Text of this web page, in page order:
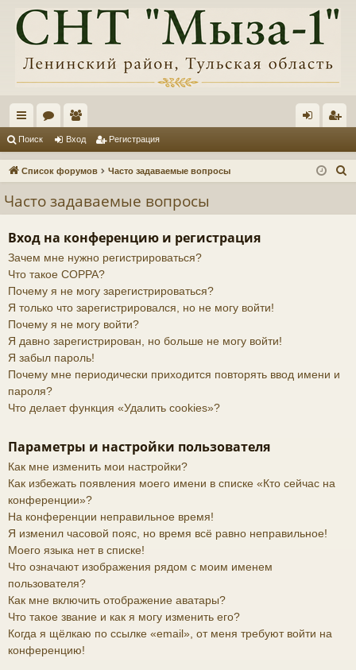
с
ы ум
ол
ьз
ат
ел
и
д ис
Поиск Вход Регистрация
Список форумов Часто задаваемые вопросы
Часто задаваемые вопросы
Вход на конференцию и регистрация
Зачем мне нужно регистрироваться?
Что такое COPPA?
Почему я не могу зарегистрироваться?
Я только что зарегистрировался, но не могу войти!
Почему я не могу войти?
Я давно зарегистрирован, но больше не могу войти!
Я забыл пароль!
Почему мне периодически приходится повторять ввод имени и
пароля?
Что делает функция «Удалить cookies»?
Параметры и настройки пользователя
Как мне изменить мои настройки?
Как избежать появления моего имени в списке «Кто сейчас на
конференции»?
На конференции неправильное время!
Я изменил часовой пояс, но время всё равно неправильное!
Моего языка нет в списке!
Что означают изображения рядом с моим именем
пользователя?
Как мне включить отображение аватары?
Что такое звание и как я могу изменить его?
Когда я щёлкаю по ссылке «email», от меня требуют войти на
конференцию!